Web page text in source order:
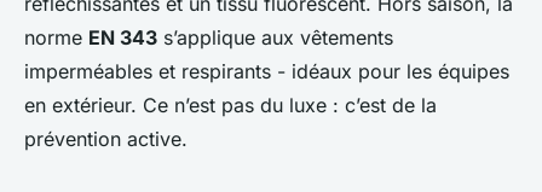
norme EN 343 s’applique aux vêtements
imperméables et respirants - idéaux pour les équipes
en extérieur. Ce n’est pas du luxe : c’est de la
prévention active.